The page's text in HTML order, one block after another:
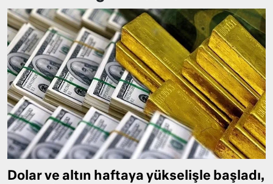
Dolar ve altın haftaya yükselişle başladı,